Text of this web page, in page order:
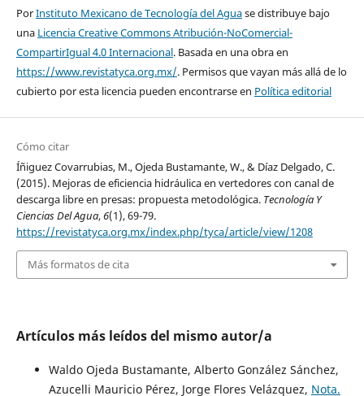
PorInstituto Mexicano de Tecnología del Aguase distribuye bajo
una Licencia Creative Commons Atribución-NoComercial-
CompartirIgual 4.0 Internacional. Basada en una obra en
https://www.revistatyca.org.mx/. Permisos que vayan más allá de lo
cubierto por esta licencia pueden encontrarse en Política editorial
Cómo citar
Íñiguez Covarrubias, M., Ojeda Bustamante, W., & Díaz Delgado, C.
(2015). Mejoras de eficiencia hidráulica en vertedores con canal de
descarga libre en presas: propuesta metodológica. Tecnología Y
Ciencias Del Agua,6(1), 69-79.
https://revistatyca.org.mx/index.php/tyca/article/view/1208
Más formatos de cita
Artículos más leídos del mismo autor/a
Waldo Ojeda Bustamante, Alberto González Sánchez,
Azucelli Mauricio Pérez, Jorge Flores Velázquez, Nota.